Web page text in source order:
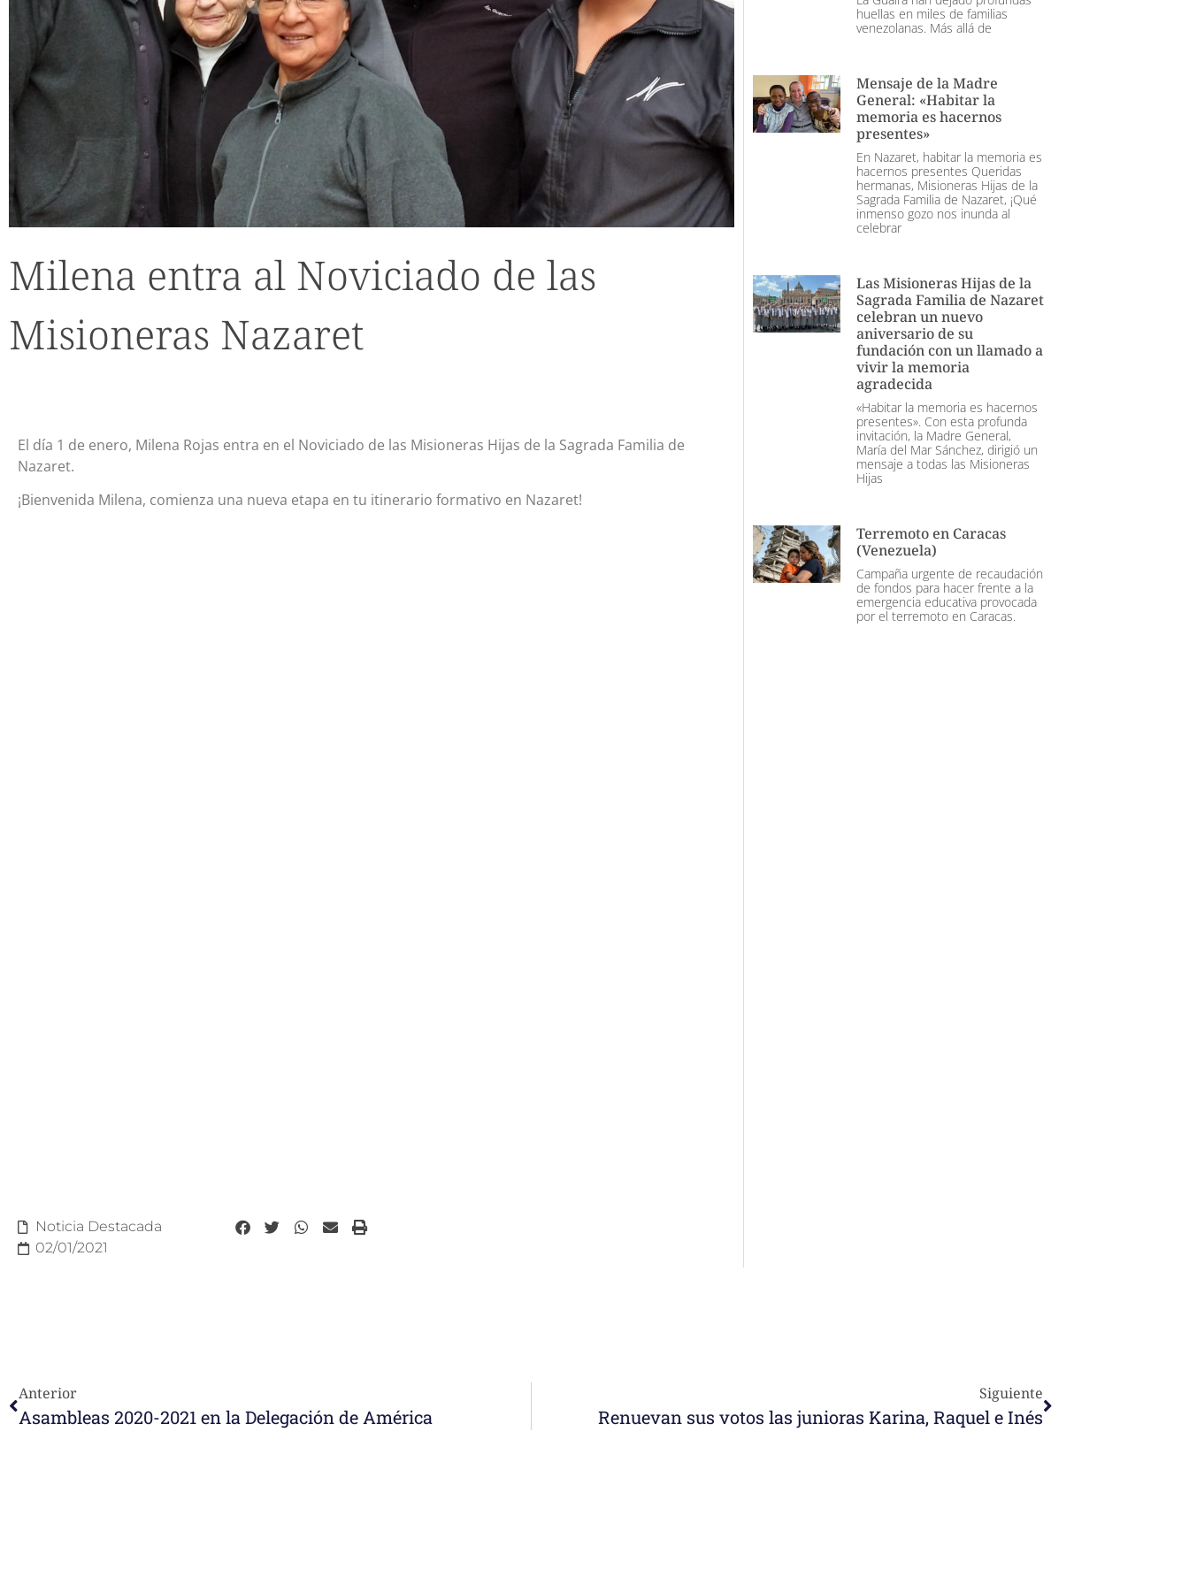
Milena entra al Noviciado de las
Misioneras Nazaret
El día 1 de enero, Milena Rojas entra en el Noviciado de las Misioneras Hijas de la Sagrada Familia de
Nazaret.
¡Bienvenida Milena, comienza una nueva etapa en tu itinerario formativo en Nazaret!
Noticia Destacada
02/01/2021
huellas en miles de familias
venezolanas. Más allá de
Mensaje de la Madre
General: «Habitar la
memoria es hacernos
presentes»
En Nazaret, habitar la memoria es
hacernos presentes Queridas
hermanas, Misioneras Hijas de la
Sagrada Familia de Nazaret, ¡Qué
inmenso gozo nos inunda al
celebrar
Las Misioneras Hijas de la
Sagrada Familia de Nazaret
celebran un nuevo
aniversario de su
fundación con un llamado a
vivir la memoria
agradecida
«Habitar la memoria es hacernos
presentes». Con esta profunda
invitación, la Madre General,
María del Mar Sánchez, dirigió un
mensaje a todas las Misioneras
Hijas
Terremoto en Caracas
(Venezuela)
Campaña urgente de recaudación
de fondos para hacer frente a la
emergencia educativa provocada
por el terremoto en Caracas.
Anterior
Asambleas 2020-2021 en la Delegación de América
Siguiente
Renuevan sus votos las junioras Karina, Raquel e Inés